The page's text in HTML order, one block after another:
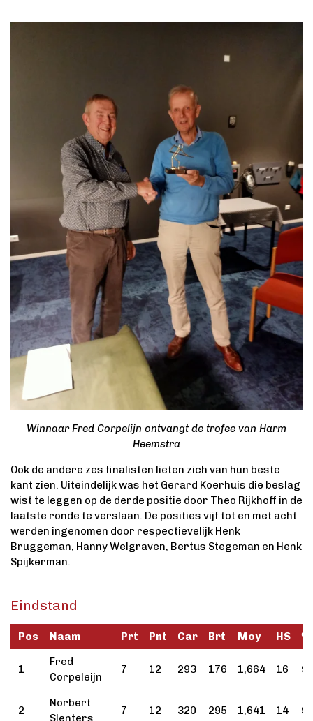
Winnaar Fred Corpelijn ontvangt de trofee van Harm
Heemstra
Ook de andere zes finalisten lieten zich van hun beste
kant zien. Uiteindelijk was het Gerard Koerhuis die beslag
wist te leggen op de derde positie door Theo Rijkhoff in de
laatste ronde te verslaan. De posities vijf tot en met acht
werden ingenomen door respectievelijk Henk
Bruggeman, Hanny Welgraven, Bertus Stegeman en Henk
Spijkerman.
Eindstand
Pos Naam Prt Pnt Car Brt Moy HS
1
Fred
Corpeleijn
7 12 293 176 1,664 16
2
Norbert
Slenters
7 12 320 295 1,641 14